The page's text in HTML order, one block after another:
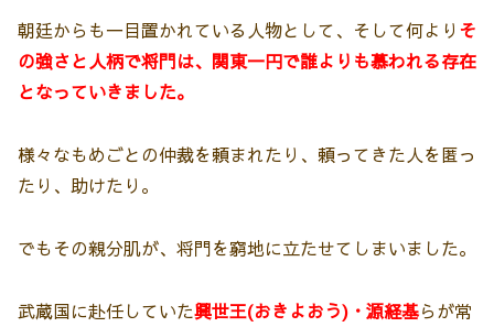
朝廷からも一目置かれている人物として、そして何より そ
の強さと人柄で将門は、関東一円で誰よりも慕われる存在
となっていきました。
様々なもめごとの仲裁を頼まれたり、頼ってきた人を匿っ
たり、助けたり。
でもその親分肌が、将門を窮地に立たせてしまいました。
武蔵国に赴任していた興世王(おきよおう)・源経基らが常